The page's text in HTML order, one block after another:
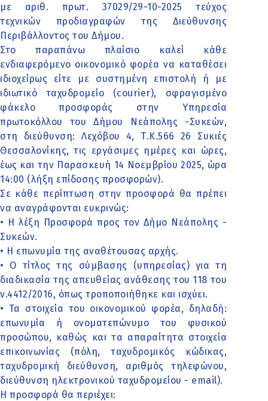
με αριθ. πρωτ. 37029/29-10-2025 τεύχος
τεχνικών προδιαγραφών της Διεύθυνσης
Περιβάλλοντος του Δήμου.
Στο παραπάνω πλαίσιο καλεί κάθε
ενδιαφερόμενο οικονομικό φορέα να καταθέσει
ιδιοχείρως είτε με συστημένη επιστολή ή με
ιδιωτικό ταχυδρομείο (courier), σφραγισμένο
φάκελο προσφοράς στην Υπηρεσία
πρωτοκόλλου του Δήμου Νεάπολης -Συκεών,
στη διεύθυνση: Λεχόβου 4, Τ.Κ.566 26 Συκιές
Θεσσαλονίκης, τις εργάσιμες ημέρες και ώρες,
έως και την Παρασκευή 14 Νοεμβρίου 2025, ώρα
14:00 (λήξη επίδοσης προσφορών).
Σε κάθε περίπτωση στην προσφορά θα πρέπει
να αναγράφονται ευκρινώς:
• Η λέξη Προσφορά προς τον Δήμο Νεάπολης -
Συκεών.
• Η επωνυμία της αναθέτουσας αρχής.
• Ο τίτλος της σύμβασης (υπηρεσίας) για τη
διαδικασία της απευθείας ανάθεσης του 118 του
ν.4412/2016, όπως τροποποιήθηκε και ισχύει.
• Τα στοιχεία του οικονομικού φορέα, δηλαδή:
επωνυμία ή ονοματεπώνυμο του φυσικού
προσώπου, καθώς και τα απαραίτητα στοιχεία
επικοινωνίας (πόλη, ταχυδρομικός κώδικας,
ταχυδρομική διεύθυνση, αριθμός τηλεφώνου,
διεύθυνση ηλεκτρονικού ταχυδρομείου - email).
Η προσφορά θα περιέχει: